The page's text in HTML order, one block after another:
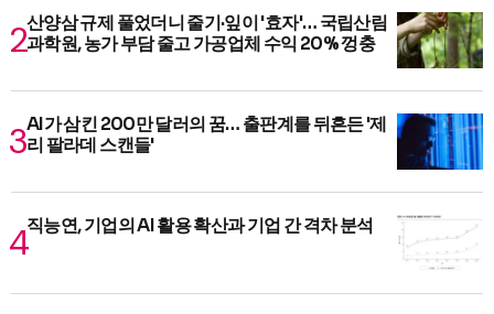
산양삼 규제 풀었더니 줄기·잎이 '효자'… 국립산림
과학원, 농가 부담 줄고 가공업체 수익 20% 껑충
AI가 삼킨 200만 달러의 꿈… 출판계를 뒤흔든 '제
리 팔라데 스캔들'
직능연, 기업의 AI 활용 확산과 기업 간 격차 분석